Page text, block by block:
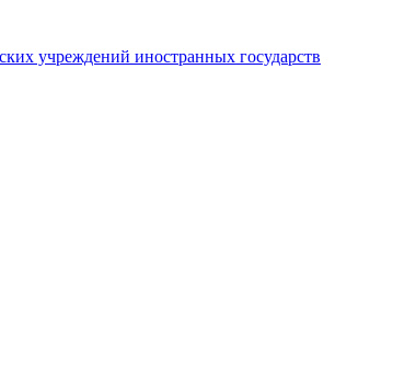
учреждений иностранных государств